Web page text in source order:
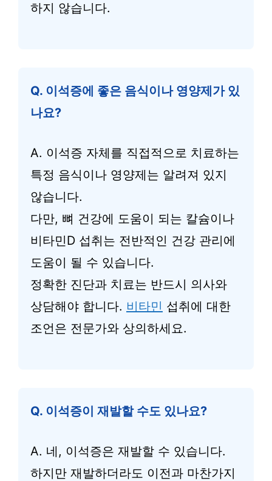
하지 않습니다.
Q. 이석증에 좋은 음식이나 영양제가 있
나요?
A. 이석증 자체를 직접적으로 치료하는
특정 음식이나 영양제는 알려져 있지
않습니다.
다만, 뼈 건강에 도움이 되는 칼슘이나
비타민D 섭취는 전반적인 건강 관리에
도움이 될 수 있습니다.
정확한 진단과 치료는 반드시 의사와
상담해야 합니다. 비타민 섭취에 대한
조언은 전문가와 상의하세요.
Q. 이석증이 재발할 수도 있나요?
A. 네, 이석증은 재발할 수 있습니다.
하지만 재발하더라도 이전과 마찬가지